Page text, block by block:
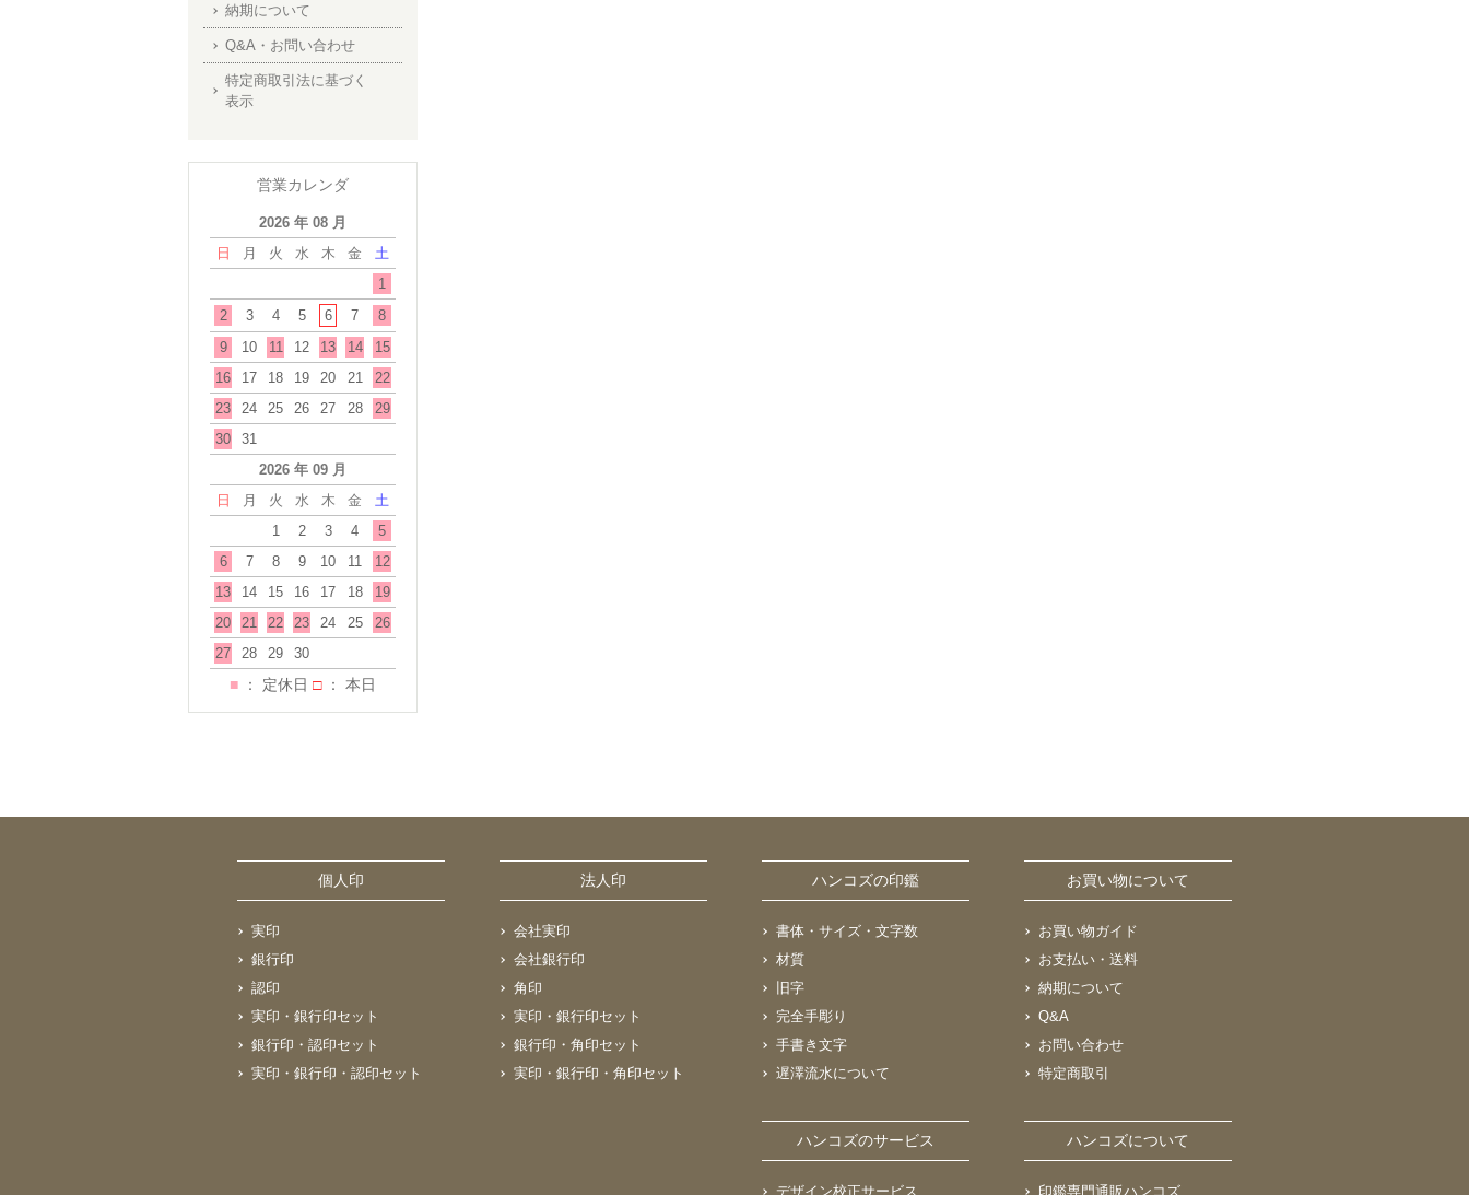
納期について
Q&A・お問い合わせ
特定商取引法に基づく
表示
営業カレンダ
2026 年 08 月
日
月 火 水 木 金
土
1
2
3 4 5 6 7
8
9
10 11 12 13 14
15
16
17 18 19 20 21
22
23
24 25 26 27 28
29
30
31
2026 年 09 月
日
月 火 水 木 金
土
1
2 3 4
5
6
7 8 9 10 11
12
13
14 15 16 17 18
19
20
21 22 23 24 25
26
27
28 29 30
■ ： 定休日 □： 本日
個人印
実印
銀行印
認印
実印・銀行印セット
銀行印・認印セット
実印・銀行印・認印セット
法人印
会社実印
会社銀行印
角印
実印・銀行印セット
銀行印・角印セット
実印・銀行印・角印セット
ハンコズの印鑑
書体・サイズ・文字数
材質
旧字
完全手彫り
手書き文字
遅澤流水について
お買い物について
お買い物ガイド
お支払い・送料
納期について
Q&A
お問い合わせ
特定商取引
ハンコズのサービス
デザイン校正サービス
ハンコズについて
印鑑専門通販ハンコズ